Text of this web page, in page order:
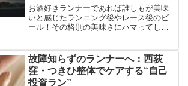
お酒好きランナーであれば誰しもが美味
いと感じたランニング後やレース後のビ
ール！その格別の美味さにハマってしま
故障知らずのランナーへ：西荻
窪・つきひ整体でケアする“自己
投資ラン”